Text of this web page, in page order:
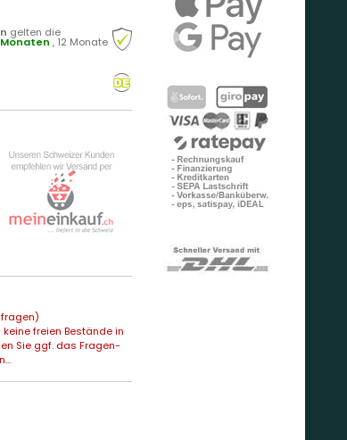
gelten die
, 12 Monate
keine freien Bestände in
Sie ggf. das Fragen-